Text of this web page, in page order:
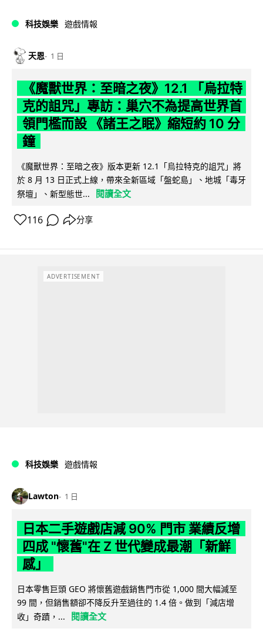
科技娛樂 遊戲情報
天恩 1 日
《魔獸世界：至暗之夜》12.1 「烏拉特
克的詛咒」專訪：巢穴不為提高世界首
領門檻而設 《諸王之眠》縮短約 10 分
鐘
《魔獸世界：至暗之夜》版本更新 12.1「烏拉特克的詛咒」將
於 8 月 13 日正式上線，帶來全新區域「盤蛇島」、地城「毒牙
祭壇」、新型態世...
閱讀全文
116 分享
ADVERTISEMENT
科技娛樂 遊戲情報
Lawton 1 日
日本二手遊戲店減 90% 門市 業績反增
四成 "懷舊"在 Z 世代變成最潮「新鮮
感」
日本零售巨頭 GEO 將懷舊遊戲銷售門市從 1,000 間大幅減至
99 間，但銷售額卻不降反升至過往的 1.4 倍。做到「減店增
收」奇蹟，...
閱讀全文